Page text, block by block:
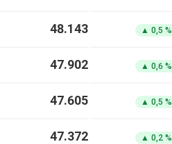
48.143 ▲ 0,5 %
47.902 ▲ 0,6 %
47.605 ▲ 0,5 %
47.372 ▲ 0,2 %